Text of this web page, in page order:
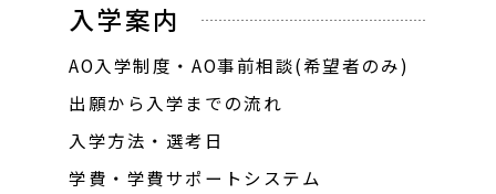
入学案内
AO入学制度・AO事前相談(希望者のみ)
出願から入学までの流れ
入学方法・選考日
学費・学費サポートシステム